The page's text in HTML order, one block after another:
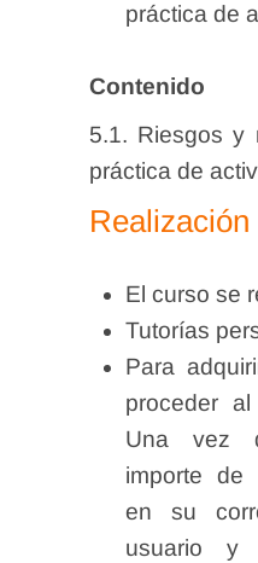
práctica de
Contenido
5.1. Riesgos y
práctica de
Realización
El curso se
Tutorías
Para
proceder
Una vez
importe de
en su
usuario y